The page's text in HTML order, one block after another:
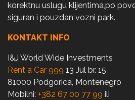
korektnu uslugu klijentima,po
siguran i pouzdan vozni park.
KONTAKT INFO
I&J World Wide Investments
Rent a Car 999 13 Jul br. 15
81000 Podgorica, Montenegro
Mobilni: +382 67 00 77 99 ili